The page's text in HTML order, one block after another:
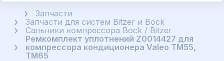
ГлавнаяЗапчасти
Запчасти для систем Bitzer и Bock
Сальники компрессора Bock / Bitzer
Ремкомплект уплотнений Z0014427 для
компрессора кондиционера Valeo TM55,
TM65